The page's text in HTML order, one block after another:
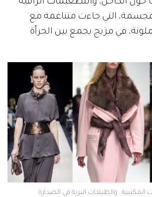
حول الكاحل، والتطعيمات الراقية
التي جاءت متناغمة مع
في مزيج يجمع بين الجرأة
المكتبية.. والطبعات البرية في الصدارة